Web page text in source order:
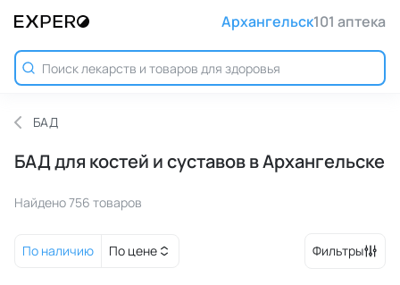
Архангельск101 аптека
БАД
БАД для костей и суставов в Архангельске
Найдено 756 товаров
По наличию По цене Фильтры